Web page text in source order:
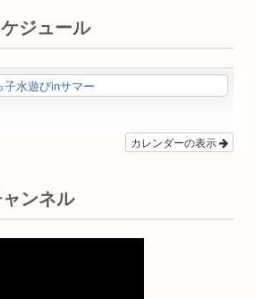
ジュール
子水遊びinサマー
カレンダーの表示
ンネル